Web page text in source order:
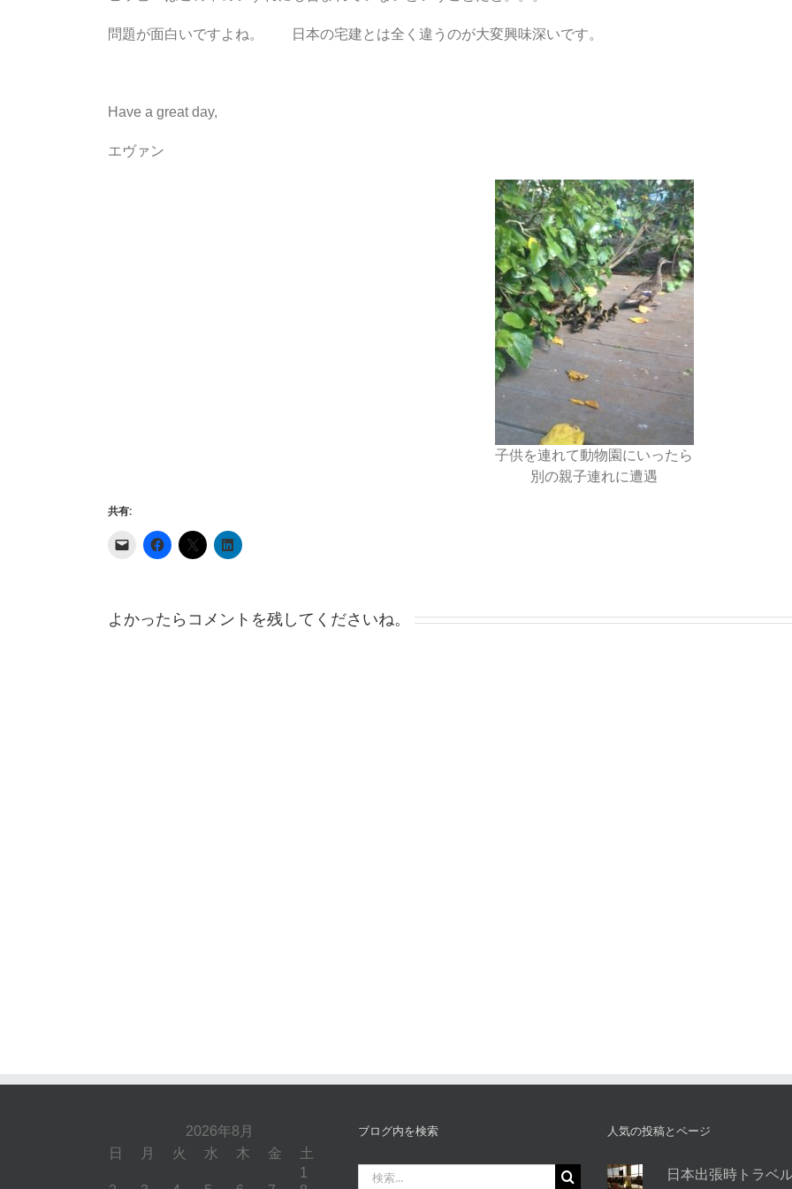
問題が面白いですよね。 日本の宅建とは全く違うのが大変興味深いです。
Have a great day,
エヴァン
子供を連れて動物園にいったら
別の親子連れに遭遇
共有:
よかったらコメントを残してくださいね。
2026年8月
日 月 火 水 木 金 土
1
ブログ内を検索 人気の投稿とページ
日本出張時トラベ